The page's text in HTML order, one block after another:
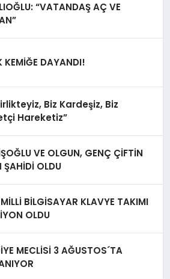
“VATANDAŞ AÇ VE
KEMİĞE DAYANDI!
Biz Kardeşiz, Biz
Hareketiz”
VE OLGUN, GENÇ ÇİFTİN
ŞAHİDİ OLDU
BİLGİSAYAR KLAVYE TAKIMI
OLDU
MECLİSİ 3 AĞUSTOS´TA